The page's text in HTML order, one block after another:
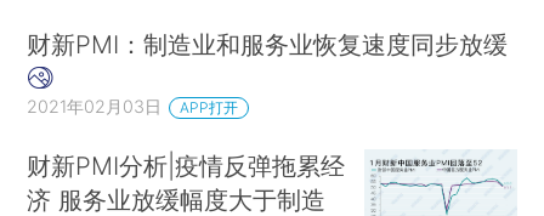
财新PMI：制造业和服务业恢复速度同步放缓
2021年02月03日 APP打开
财新PMI分析|疫情反弹拖累经
济 服务业放缓幅度大于制造